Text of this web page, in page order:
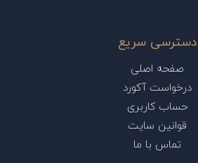
دسترسی سریع
صفحه اصلی
درخواست آکورد
حساب کاربری
قوانین سایت
تماس با ما